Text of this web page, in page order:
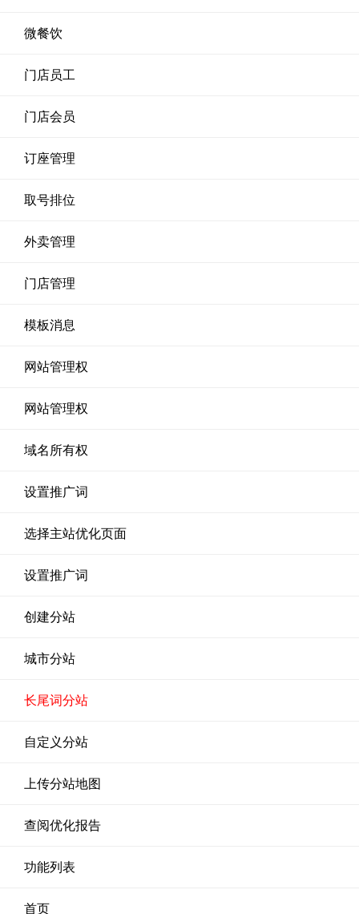
微餐饮
门店员工
门店会员
订座管理
取号排位
外卖管理
门店管理
模板消息
网站管理权
网站管理权
域名所有权
设置推广词
选择主站优化页面
设置推广词
创建分站
城市分站
长尾词分站
自定义分站
上传分站地图
查阅优化报告
功能列表
首页